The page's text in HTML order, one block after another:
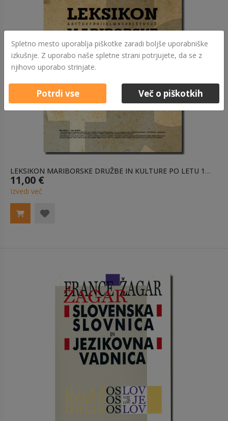
LEKSIKON MARIBORSKE DRUŽBE IN KULTURE PO LETU 1945
11,00 €
Izvedi več
Spletno mesto uporablja piškotke zaradi boljše uporabniške
izkušnje. Z uporabo naše spletne strani potrjujete, da se z
njihovo uporabo strinjate.
Potrdi vse Več o piškotkih